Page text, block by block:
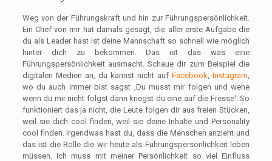
Weg von der Führungskraft und hin zur Führungspersönlichkeit.
Ein Chef von mir hat damals gesagt, die aller erste Aufgabe die
du als Leader hast ist deine Mannschaft so schnell wie möglich
hinter dich zu bekommen. Das ist das was eine
Führungspersönlichkeit ausmacht. Schaue dir zum Beispiel die
digitalen Medien an, du kannst nicht aufFacebook ,Instagram
wo du auch immer bist sagst ‚Du musst mir folgen und wehe
wenn du mir nicht folgst dann kriegst du eine auf die Fresse‘. So
funktioniert das ja nicht, die Leute folgen dir aus freien Stücken,
weil sie dich cool finden, weil sie deine Inhalte und Personality
cool finden. Irgendwas hast du, dass die Menschen anzieht und
das ist die Rolle die wir heute als Führungspersönlichkeit leben
müssen. Ich muss mit meiner Persönlichkeit so viel Einfluss